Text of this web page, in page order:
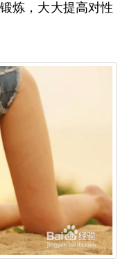
炼，大大提高对性